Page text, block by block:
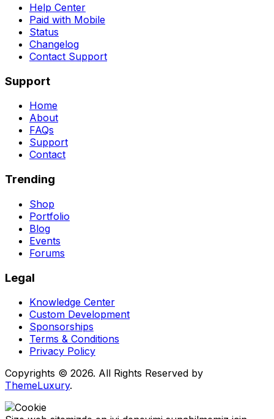
Help Center
Paid with Mobile
Status
Changelog
Contact Support
Support
Home
About
FAQs
Support
Contact
Trending
Shop
Portfolio
Blog
Events
Forums
Legal
Knowledge Center
Custom Development
Sponsorships
Terms & Conditions
Privacy Policy
Copyrights © 2026. All Rights Reserved by
ThemeLuxury.